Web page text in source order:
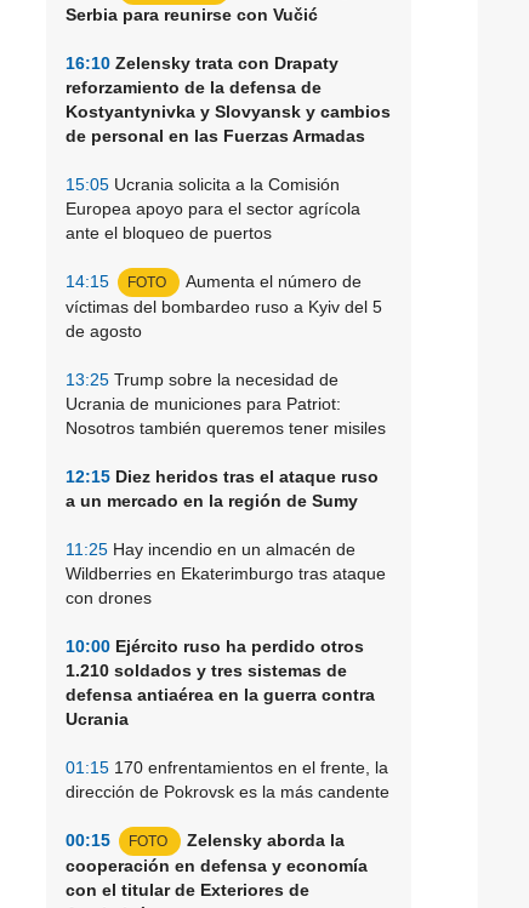
Serbia para reunirse con Vučić
16:10 Zelensky trata con Drapaty
reforzamiento de la defensa de
Kostyantynivka y Slovyansk y cambios
de personal en las Fuerzas Armadas
15:05 Ucrania solicita a la Comisión
Europea apoyo para el sector agrícola
ante el bloqueo de puertos
14:15 FOTO
Aumenta el número de
víctimas del bombardeo ruso a Kyiv del 5
de agosto
13:25 Trump sobre la necesidad de
Ucrania de municiones para Patriot:
Nosotros también queremos tener misiles
12:15 Diez heridos tras el ataque ruso
a un mercado en la región de Sumy
11:25 Hay incendio en un almacén de
Wildberries en Ekaterimburgo tras ataque
con drones
10:00 Ejército ruso ha perdido otros
1.210 soldados y tres sistemas de
defensa antiaérea en la guerra contra
Ucrania
01:15 170 enfrentamientos en el frente, la
dirección de Pokrovsk es la más candente
00:15 FOTO
Zelensky aborda la
cooperación en defensa y economía
con el titular de Exteriores de